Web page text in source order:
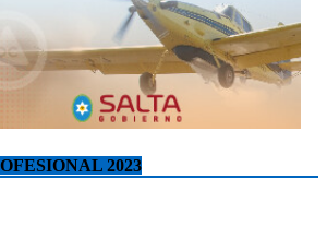
2023